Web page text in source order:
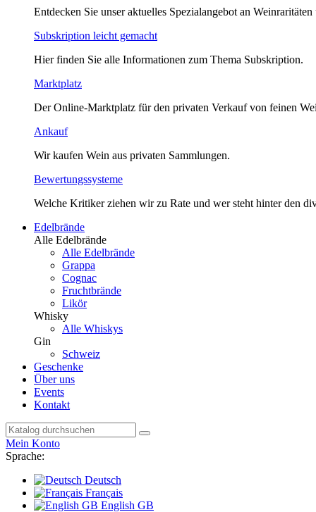
Entdecken Sie unser aktuelles Spezialangebot an
Subskription leicht gemacht
Hier finden Sie alle Informationen zum Thema Subskription.
Marktplatz
Der Online-Marktplatz für den privaten Verkauf von feinen
Ankauf
Wir kaufen Wein aus privaten Sammlungen.
Bewertungssysteme
Welche Kritiker ziehen wir zu Rate und wer steht hinter den
Edelbrände
Alle Edelbrände
Alle Edelbrände
Grappa
Cognac
Fruchtbrände
Likör
Whisky
Alle Whiskys
Gin
Schweiz
Geschenke
Über uns
Events
Kontakt
Mein Konto
Sprache:
Deutsch
Français
English GB